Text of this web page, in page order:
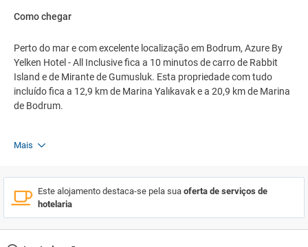
Como chegar
Perto do mar e com excelente localização em Bodrum, Azure By
Yelken Hotel - All Inclusive fica a 10 minutos de carro de Rabbit
Island e de Mirante de Gumusluk. Esta propriedade com tudo
incluído fica a 12,9 km de Marina Yalıkavak e a 20,9 km de Marina
de Bodrum.
Mais
Este alojamento destaca-se pela sua oferta de serviços de
hotelaria